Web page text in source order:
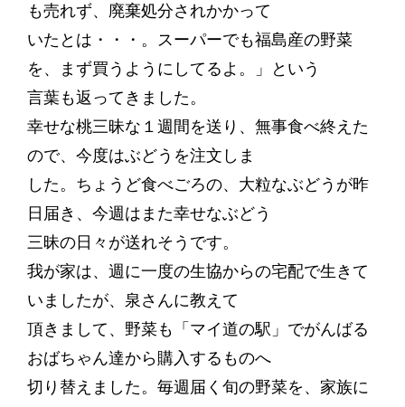
も売れず、廃棄処分されかかって
いたとは・・・。スーパーでも福島産の野菜
を、まず買うようにしてるよ。」という
言葉も返ってきました。
幸せな桃三昧な１週間を送り、無事食べ終えた
ので、今度はぶどうを注文しま
した。ちょうど食べごろの、大粒なぶどうが昨
日届き、今週はまた幸せなぶどう
三昧の日々が送れそうです。
我が家は、週に一度の生協からの宅配で生きて
いましたが、泉さんに教えて
頂きまして、野菜も「マイ道の駅」でがんばる
おばちゃん達から購入するものへ
切り替えました。毎週届く旬の野菜を、家族に